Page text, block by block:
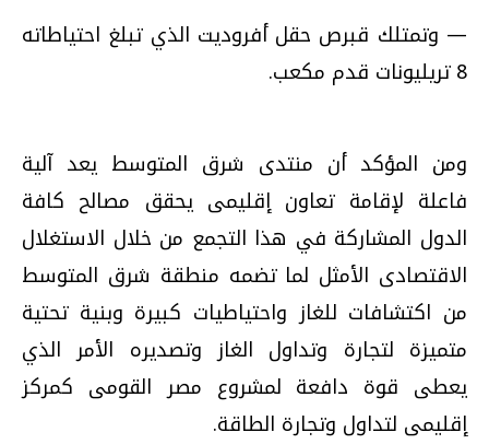
— وتمتلك قبرص حقل أفروديت الذي تبلغ احتياطاته
8 تريليونات قدم مكعب.
ومن المؤكد أن منتدى شرق المتوسط يعد آلية
فاعلة لإقامة تعاون إقليمى يحقق مصالح كافة
الدول المشاركة في هذا التجمع من خلال الاستغلال
الاقتصادى الأمثل لما تضمه منطقة شرق المتوسط
من اكتشافات للغاز واحتياطيات كبيرة وبنية تحتية
متميزة لتجارة وتداول الغاز وتصديره الأمر الذي
يعطى قوة دافعة لمشروع مصر القومى كمركز
إقليمى لتداول وتجارة الطاقة.